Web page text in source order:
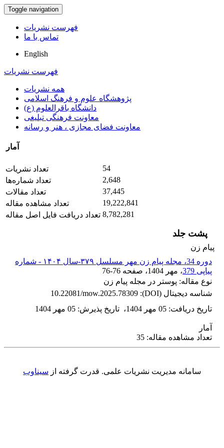
Toggle navigation
فهرست نشریات
تماس با ما
English
فهرست نشریات
همه نشریات
پژوهشگاه علوم و فرهنگ اسلامی
دانشگاه باقرالعلوم (ع)
معاونت فرهنگی تبلیغی
معاونت فضای مجازی ، هنر و رسانه
آمار
تعداد نشریات
54
تعداد شماره‌ها
2,648
تعداد مقالات
37,445
تعداد مشاهده مقاله
19,222,841
تعداد دریافت فایل اصل مقاله 8,782,281
پشت جلد
پیام زن
دوره 34، مجله پیام زن مهر مسلسل ۳۷۹-سال ۱۴۰۴ - شماره
پیاپی 379
، مهر 1404 ، صفحه 76-76
نوع مقاله: پوستر در مجله پیام زن
شناسه دیجیتال (DOI):
10.22081/mow.2025.78309
تاریخ دریافت: 05 مهر 1404 ، تاریخ پذیرش: 05 مهر 1404
آمار
تعداد مشاهده مقاله: 35
سامانه مدیریت نشریات علمی. قدرت گرفته از سیناوب